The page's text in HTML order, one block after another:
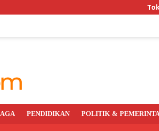
Tokoh Pemuda
PENDIDIKAN POLITIK &